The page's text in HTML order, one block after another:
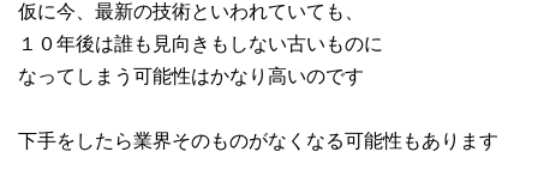
仮に今、最新の技術といわれていても、
１０年後は誰も見向きもしない古いものに
なってしまう可能性はかなり高いのです
下手をしたら業界そのものがなくなる可能性もあります